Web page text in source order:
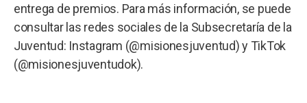
entrega de premios. Para más información, se puede
consultar las redes sociales de la Subsecretaría de la
Juventud: Instagram (@misionesjuventud) y TikTok
(@misionesjuventudok).